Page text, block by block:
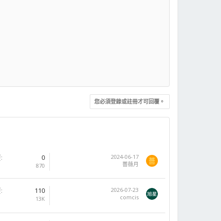
您必須登錄或註冊才可回覆。
0
870
2024-06-17
薔薇月
薔
110
13K
2026-07-23
comcis